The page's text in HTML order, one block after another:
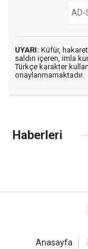
UYARI: Küfür,
saldırı içeren, imla
Türkçe karakter
onaylanmamaktadır.
Haberleri
Anasayfa